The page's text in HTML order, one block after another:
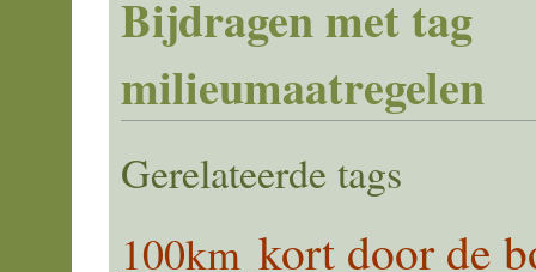
Bijdragen met tag
milieumaatregelen
Gerelateerde tags
100km kort door de